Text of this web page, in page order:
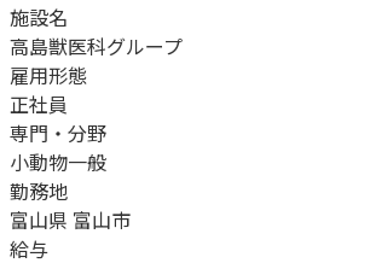
施設名
高島獣医科グループ
雇用形態
正社員
専門・分野
小動物一般
勤務地
富山県 富山市
給与